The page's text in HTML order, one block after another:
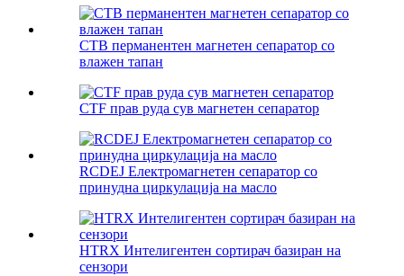
CTB перманентен магнетен сепаратор со
влажен тапан
CTF прав руда сув магнетен сепаратор
RCDEJ Електромагнетен сепаратор со
принудна циркулација на масло
HTRX Интелигентен сортирач базиран на
сензори